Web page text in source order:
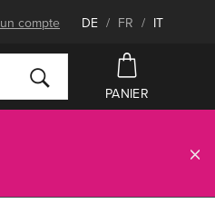
compte DE / FR / IT
PANIER